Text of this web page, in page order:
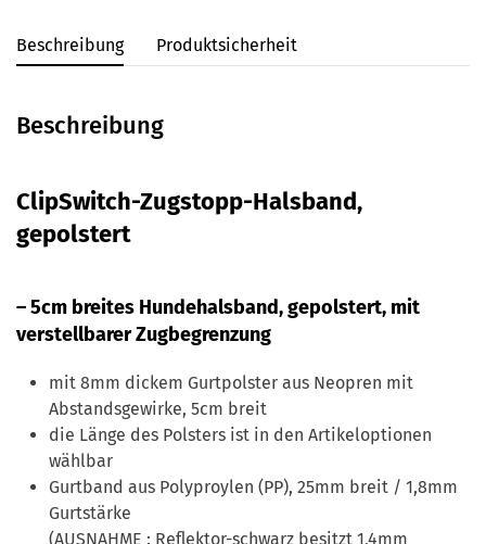
Beschreibung Produktsicherheit
Beschreibung
ClipSwitch-Zugstopp-Halsband,
gepolstert
– 5cm breites Hundehalsband, gepolstert, mit
verstellbarer Zugbegrenzung
mit 8mm dickem Gurtpolster aus Neopren mit
Abstandsgewirke, 5cm breit
die Länge des Polsters ist in den Artikeloptionen
wählbar
Gurtband aus Polyproylen (PP), 25mm breit / 1,8mm
Gurtstärke
(AUSNAHME : Reflektor-schwarz besitzt 1,4mm